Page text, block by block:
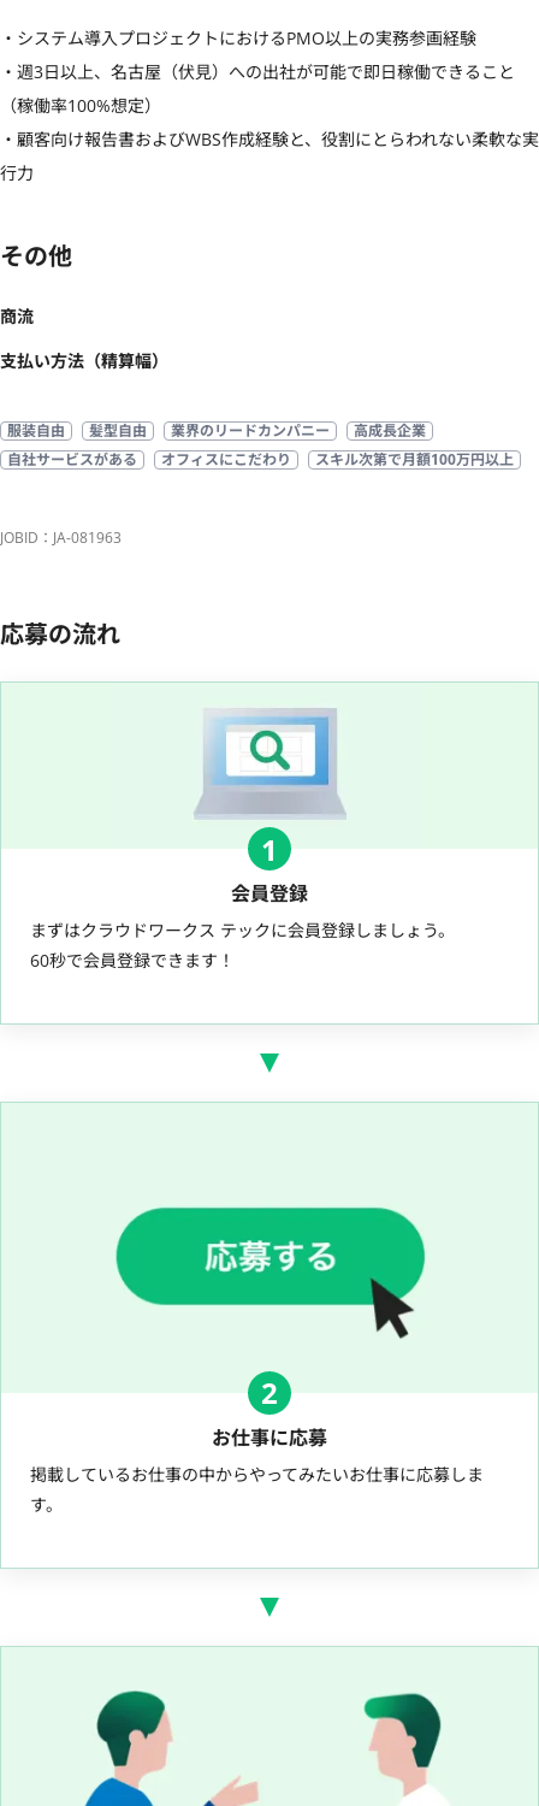
・システム導入プロジェクトにおけるPMO以上の実務参画経験
・週3日以上、名古屋（伏見）への出社が可能で即日稼働できること
（稼働率100%想定）
・顧客向け報告書およびWBS作成経験と、役割にとらわれない柔軟な実
行力
その他
商流
支払い方法（精算幅）
服装自由 髪型自由 業界のリードカンパニー
高成長企業
自社サービスがある
オフィスにこだわり スキル次第で月額100万円以上
JOBID：JA-081963
応募の流れ
1
会員登録
まずはクラウドワークス テックに会員登録しましょう。
60秒で会員登録できます！
2
お仕事に応募
掲載しているお仕事の中からやってみたいお仕事に応募しま
す。